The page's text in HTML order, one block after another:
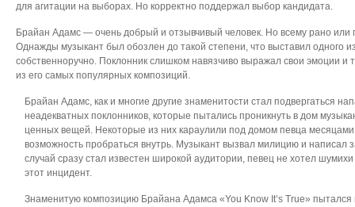
для агитации на выборах. Но корректно поддержал выбор кандидата.
Брайан Адамс — очень добрый и отзывчивый человек. Но всему рано или
Однажды музыкант был обозлен до такой степени, что выставил одного
собственноручно. Поклонник слишком навязчиво выражал свои эмоции и
из его самых популярных композиций.
Брайан Адамс, как и многие другие знаменитости стал подвергаться
неадекватных поклонников, которые пытались проникнуть в дом
ценных вещей. Некоторые из них караулили под домом певца
возможность пробраться внутрь. Музыкант вызвал милицию и написал
случай сразу стал известен широкой аудитории, певец не хотел
этот инцидент.
Знаменитую композицию Брайана Адамса «You Know It’s True»